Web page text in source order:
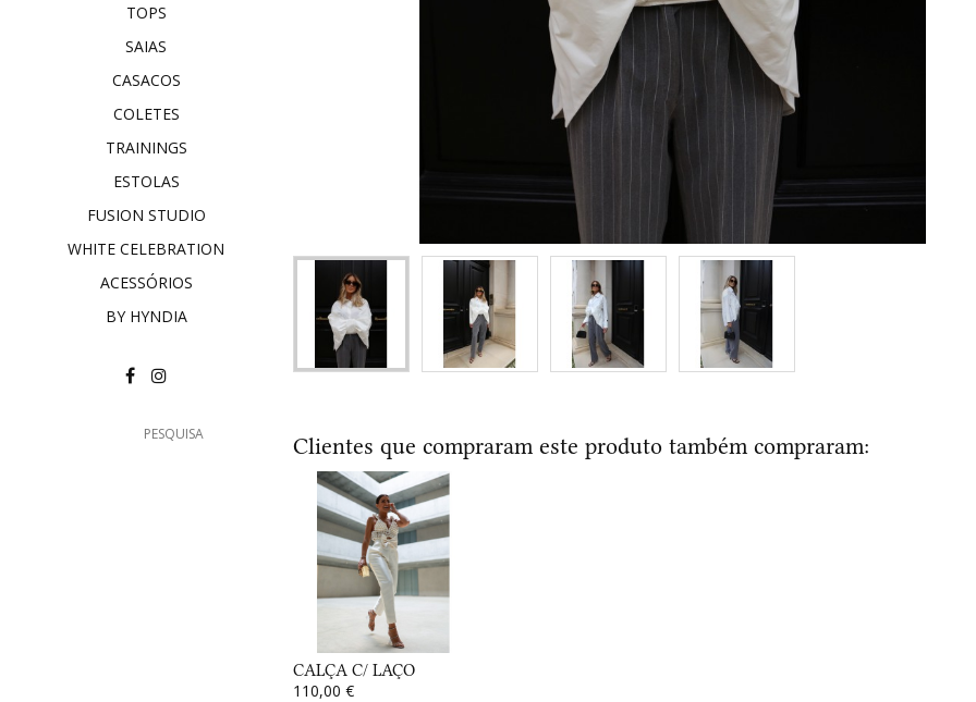
TOPS
SAIAS
CASACOS
COLETES
TRAININGS
ESTOLAS
FUSION STUDIO
WHITE CELEBRATION
ACESSÓRIOS
BY HYNDIA
Clientes que compraram este produto também compraram:
CALÇA C/ LAÇO
110,00 €